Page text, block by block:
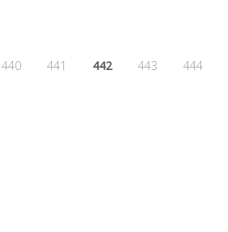
440 441 442 443 444